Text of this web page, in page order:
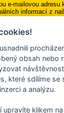
e-mailovou adresu
informací z
Přihlásit se k
Mobilní
do svého mobilu
na kulturní
obsah nebo
které sdílíme se
a analýzu.
upravíte klikem